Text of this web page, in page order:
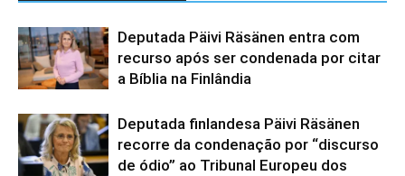
Deputada Päivi Räsänen entra com
recurso após ser condenada por citar
a Bíblia na Finlândia
Deputada finlandesa Päivi Räsänen
recorre da condenação por “discurso
de ódio” ao Tribunal Europeu dos